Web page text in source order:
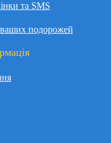
та SMS
подорожей